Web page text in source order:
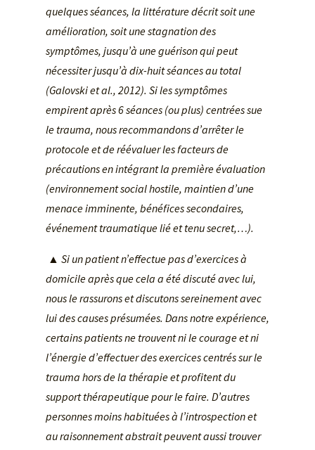
quelques séances, la littérature décrit soit une
amélioration, soit une stagnation des
symptômes, jusqu’à une guérison qui peut
nécessiter jusqu’à dix-huit séances au total
(Galovski et al., 2012). Si les symptômes
empirent après 6 séances (ou plus) centrées sue
le trauma, nous recommandons d’arrêter le
protocole et de réévaluer les facteurs de
précautions en intégrant la première évaluation
(environnement social hostile, maintien d’une
menace imminente, bénéfices secondaires,
événement traumatique lié et tenu secret,…).
▲ Si un patient n’effectue pas d’exercices à
domicile après que cela a été discuté avec lui,
nous le rassurons et discutons sereinement avec
lui des causes présumées. Dans notre expérience,
certains patients ne trouvent ni le courage et ni
l’énergie d’effectuer des exercices centrés sur le
trauma hors de la thérapie et profitent du
support thérapeutique pour le faire. D’autres
personnes moins habituées à l’introspection et
au raisonnement abstrait peuvent aussi trouver